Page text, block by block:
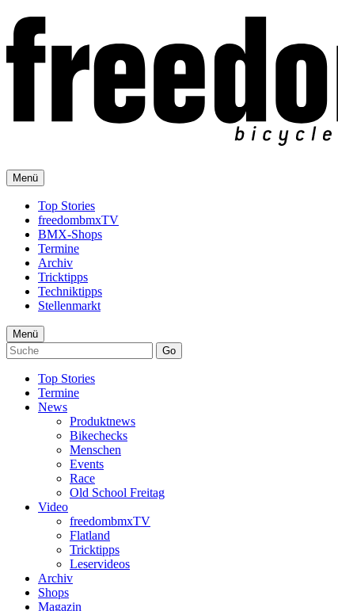
Menü
Top Stories
freedombmxTV
BMX-Shops
Termine
Archiv
Tricktipps
Techniktipps
Stellenmarkt
Menü
Go
Top Stories
Termine
News
Produktnews
Bikechecks
Menschen
Events
Race
Old School Freitag
Video
freedombmxTV
Flatland
Tricktipps
Leservideos
Archiv
Shops
Magazin